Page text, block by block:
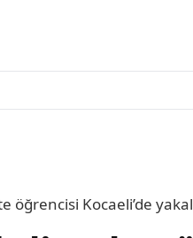
öğrencisi Kocaeli’de